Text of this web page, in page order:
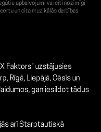
apbalvojumi vai citi nozīmīgi
un cita muzikālās darbības
Faktors" uzstājusies
Rīgā, Liepājā, Cēsīs un
gan iesildot tādus
arī Starptautiskā